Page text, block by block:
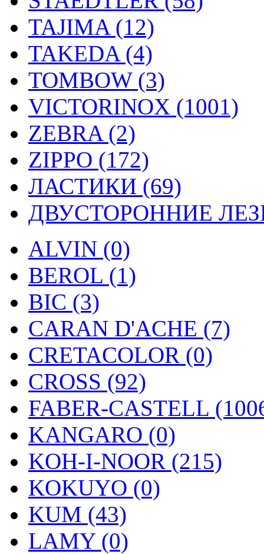
TAJIMA (12)
TAKEDA (4)
TOMBOW (3)
VICTORINOX (1001)
ZEBRA (2)
ZIPPO (172)
ЛАСТИКИ (69)
ДВУСТОРОННИЕ
ALVIN (0)
BEROL (1)
BIC (3)
CARAN D'ACHE (7)
CRETACOLOR (0)
CROSS (92)
FABER-CASTELL
KANGARO (0)
KOH-I-NOOR (215)
KOKUYO (0)
KUM (43)
LAMY (0)